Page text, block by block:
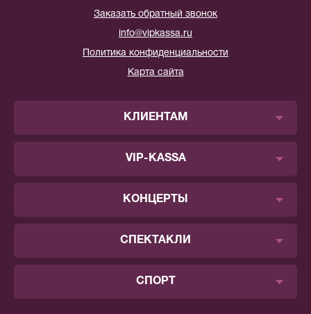
Заказать обратный звонок
info@vipkassa.ru
Политика конфиденциальности
Карта сайта
КЛИЕНТАМ
VIP-KASSA
КОНЦЕРТЫ
СПЕКТАКЛИ
СПОРТ